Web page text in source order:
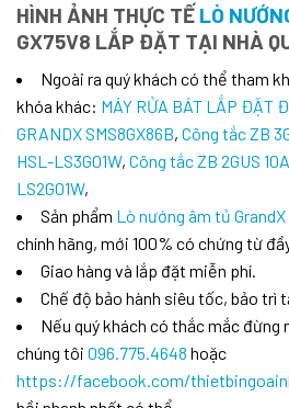
HÌNH ẢNH THỰC TẾ LÒ
GX75V8 LẮP ĐẶT TẠI NHÀ
Ngoài ra quý khách có thể tham
khóa khác: MÁY RỬA BÁT LẮP ĐẶT
GRANDX SMS8GX86B, Công tắc ZB
HSL-LS3G01W, Công tắc ZB 2GUS
LS2G01W,
Sản phẩm Lò nướng âm tủ GrandX
chính hãng, mới 100% có chứng từ
Giao hàng và lắp đặt miễn phí.
Chế độ bảo hành siêu tốc, bảo trì
Nếu quý khách có thắc mắc đừng
chúng tôi 096.775.4648 hoặc
https://facebook.com/